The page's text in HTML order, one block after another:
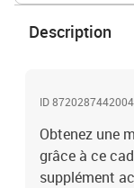
livraison contient :1
Description
ID 8720287442004
Obtenez une
grâce à ce
supplément